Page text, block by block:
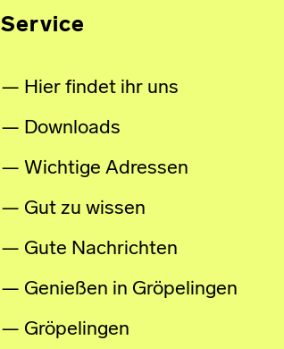
Service
Hier findet ihr uns
Downloads
Wichtige Adressen
Gut zu wissen
Gute Nachrichten
Genießen in Gröpelingen
Gröpelingen